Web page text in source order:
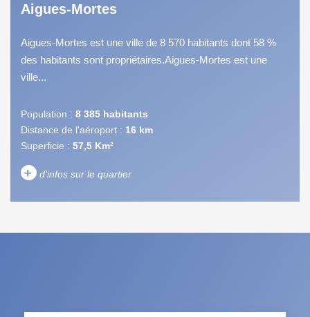
Aigues-Mortes
Aigues-Mortes est une ville de 8 570 habitants dont 58 %
des habitants sont propriétaires.Aigues-Mortes est une
ville...
Population : 8 385 habitants
Distance de l'aéroport : 16 km
Superficie : 57,5 Km²
+ d'infos sur le quartier